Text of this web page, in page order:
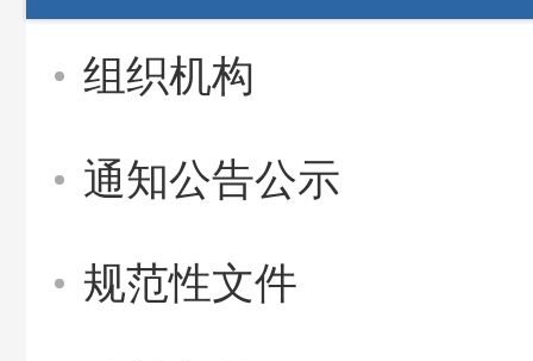
组织机构
通知公告公示
规范性文件